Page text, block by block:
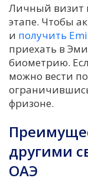
Личный визит
этапе. Чтобы
и получить
приехать в
биометрию.
можно вести
фризоне.
другими
ОАЭ